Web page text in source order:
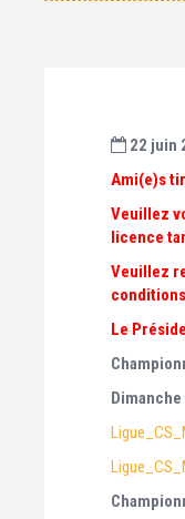
22 juin
Ami(e)s
Veuillez
licence
Veuillez
Le